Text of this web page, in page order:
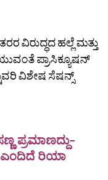
ವಿರುದ್ಧದ ಹಲ್ಲೆ ಮತ್ತು
ಪ್ರಾಸಿಕ್ಯೂಷನ್
ವಿಶೇಷ ಸೆಷನ್ಸ್
ಪ್ರಮಾಣದ್ದು-
ಎಂದಿದೆ ರಿಯಾ